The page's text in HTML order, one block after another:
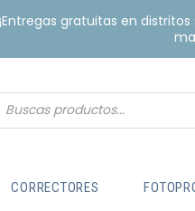
¡Entregas gratuitas en
CORRECTORES